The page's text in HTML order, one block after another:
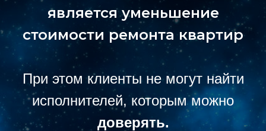
является уменьшение
стоимости ремонта квартир
При этом клиенты не могут найти
исполнителей, которым можно
доверять.